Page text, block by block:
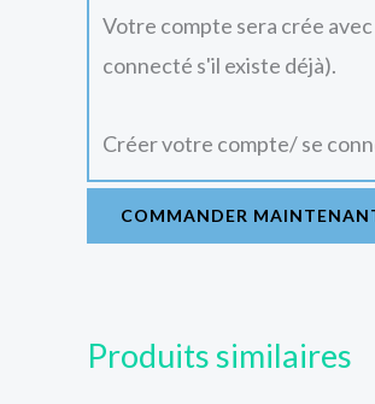
Votre compte sera crée
connecté s'il existe déjà).
Créer votre compte/ se
COMMANDER
Produits similaires